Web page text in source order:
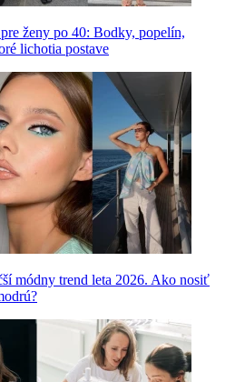
ženy po 40: Bodky, popelín,
lichotia postave
módny trend leta 2026. Ako nosiť